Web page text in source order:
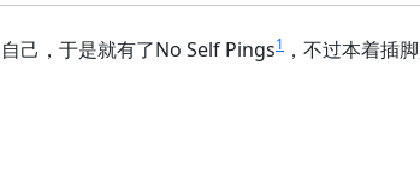
己，于是就有了No Self Pings1 ，不过本着插